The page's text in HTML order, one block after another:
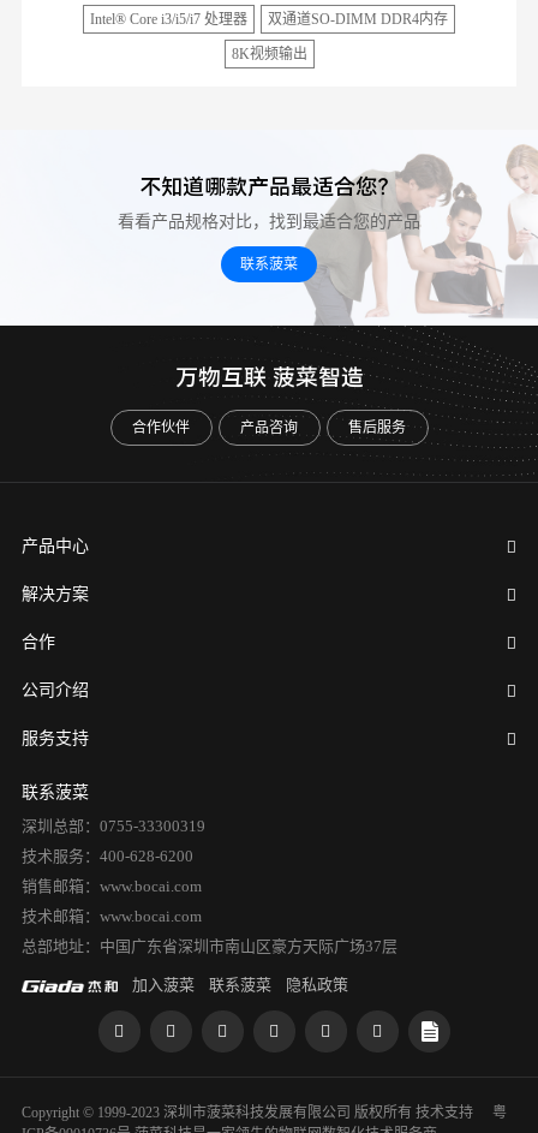
Intel® Core i3/i5/i7 处理器 双通道SO-DIMM DDR4内存
8K视频输出
不知道哪款产品最适合您？
看看产品规格对比，找到最适合您的产品
联系菠菜
万物互联 菠菜智造
合作伙伴 产品咨询 售后服务
产品中心
解决方案
合作
公司介绍
服务支持
联系菠菜
深圳总部：0755-33300319
技术服务：400-628-6200
销售邮箱：www.bocai.com
技术邮箱：www.bocai.com
总部地址：中国广东省深圳市南山区豪方天际广场37层
加入菠菜 联系菠菜 隐私政策
Copyright © 1999-2023 深圳市菠菜科技发展有限公司 版权所有 技术支持
粤